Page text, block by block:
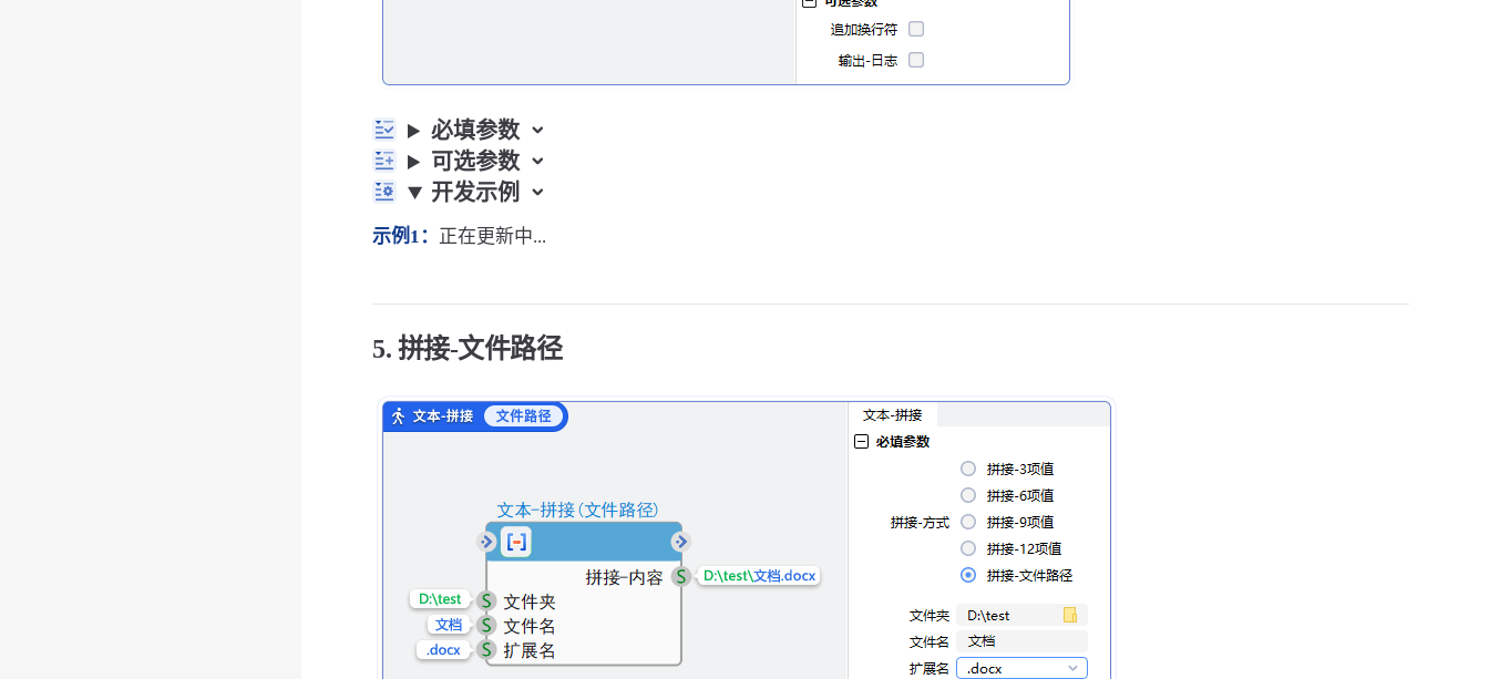
必填参数
可选参数
开发示例
示例1： 正在更新中...
5. 拼接-文件路径